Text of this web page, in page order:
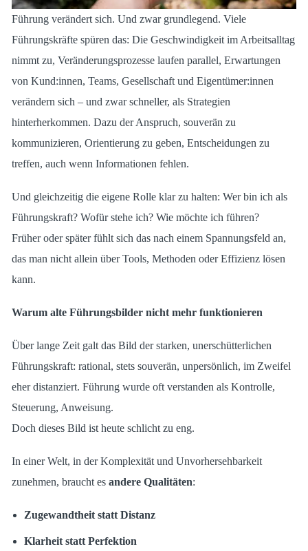
Führung verändert sich. Und zwar grundlegend. Viele
Führungskräfte spüren das: Die Geschwindigkeit im Arbeitsalltag
nimmt zu, Veränderungsprozesse laufen parallel, Erwartungen
von Kund:innen, Teams, Gesellschaft und Eigentümer:innen
verändern sich – und zwar schneller, als Strategien
hinterherkommen. Dazu der Anspruch, souverän zu
kommunizieren, Orientierung zu geben, Entscheidungen zu
treffen, auch wenn Informationen fehlen.
Und gleichzeitig die eigene Rolle klar zu halten: Wer bin ich als
Führungskraft? Wofür stehe ich? Wie möchte ich führen?
Früher oder später fühlt sich das nach einem Spannungsfeld an,
das man nicht allein über Tools, Methoden oder Effizienz lösen
kann.
Warum alte Führungsbilder nicht mehr funktionieren
Über lange Zeit galt das Bild der starken, unerschütterlichen
Führungskraft: rational, stets souverän, unpersönlich, im Zweifel
eher distanziert. Führung wurde oft verstanden als Kontrolle,
Steuerung, Anweisung.
Doch dieses Bild ist heute schlicht zu eng.
In einer Welt, in der Komplexität und Unvorhersehbarkeit
zunehmen, braucht esandere Qualitäten:
Zugewandtheit statt Distanz
Klarheit statt Perfektion